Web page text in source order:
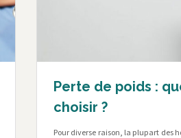
Perte de poids :
choisir ?
Pour diverse raison, la plupart des